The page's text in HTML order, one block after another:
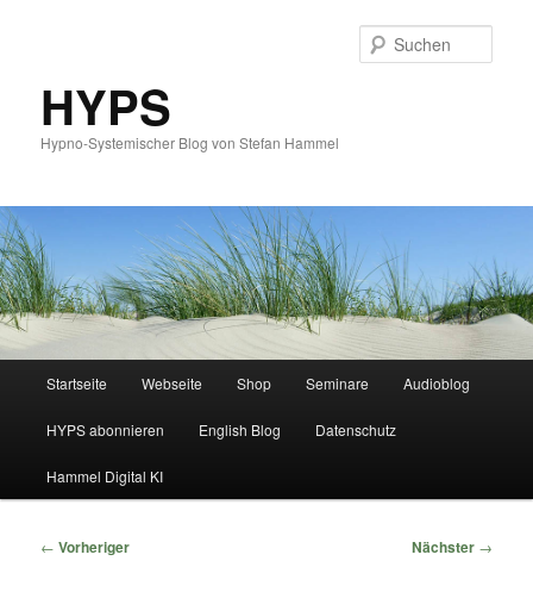
HYPS
Hypno-Systemischer Blog von Stefan Hammel
Zum
primären
Inhalt
springen
Zum
sekundären
Inhalt
springen
Startseite Webseite Shop Seminare Audioblog
HYPS abonnieren English Blog Datenschutz
Hammel Digital KI
Beitragsnavigation
← Vorheriger Nächster →